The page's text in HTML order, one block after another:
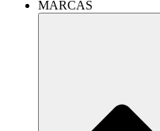
MARCAS